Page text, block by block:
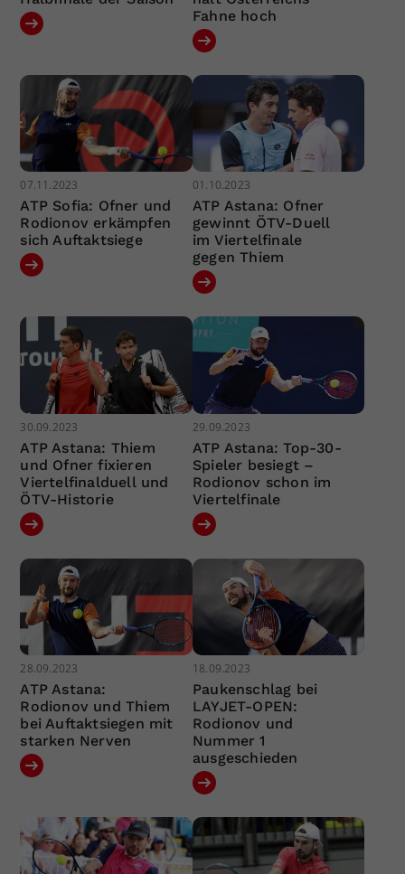
Fahne hoch
07.11.2023
ATP Sofia: Ofner und
Rodionov erkämpfen
sich Auftaktsiege
01.10.2023
ATP Astana: Ofner
gewinnt ÖTV-Duell
im Viertelfinale
gegen Thiem
30.09.2023
ATP Astana: Thiem
und Ofner fixieren
Viertelfinalduell und
ÖTV-Historie
29.09.2023
ATP Astana: Top-30-
Spieler besiegt –
Rodionov schon im
Viertelfinale
28.09.2023
ATP Astana:
Rodionov und Thiem
bei Auftaktsiegen mit
starken Nerven
18.09.2023
Paukenschlag bei
LAYJET-OPEN:
Rodionov und
Nummer 1
ausgeschieden